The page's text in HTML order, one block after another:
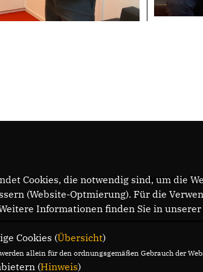
Cookies, die notwendig sind, um die
(Website-Optmierung). Für die
Informationen finden Sie in unserer
Cookies (Übersicht)
allein für den ordnungsgemäßen Gebrauch der
(Hinweis)